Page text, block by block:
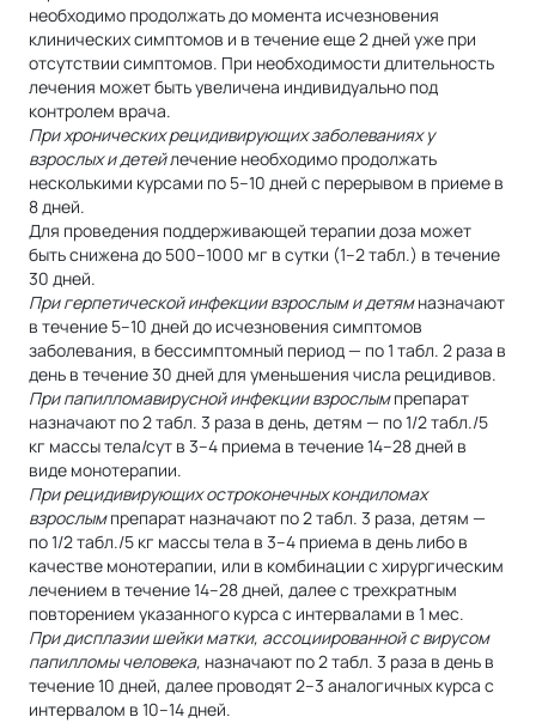
необходимо продолжать до момента исчезновения
клинических симптомов и в течение еще 2 дней уже при
отсутствии симптомов. При необходимости длительность
лечения может быть увеличена индивидуально под
контролем врача.
При хронических рецидивирующих заболеваниях у
взрослых и детейлечение необходимо продолжать
несколькими курсами по 5–10 дней с перерывом в приеме в
8 дней.
Для проведения поддерживающей терапии доза может
быть снижена до 500–1000 мг в сутки (1–2 табл.) в течение
30 дней.
При герпетической инфекции взрослым и детямназначают
в течение 5–10 дней до исчезновения симптомов
заболевания, в бессимптомный период — по 1 табл. 2 раза в
день в течение 30 дней для уменьшения числа рецидивов.
При папилломавирусной инфекции взрослымпрепарат
назначают по 2 табл. 3 раза в день, детям — по 1/2 табл./5
кг массы тела/сут в 3–4 приема в течение 14–28 дней в
виде монотерапии.
При рецидивирующих остроконечных кондиломах
взрослымпрепарат назначают по 2 табл. 3 раза, детям —
по 1/2 табл./5 кг массы тела в 3–4 приема в день либо в
качестве монотерапии, или в комбинации с хирургическим
лечением в течение 14–28 дней, далее с трехкратным
повторением указанного курса с интервалами в 1 мес.
При дисплазии шейки матки, ассоциированной с вирусом
папилломы человека, назначают по 2 табл. 3 раза в день в
течение 10 дней, далее проводят 2–3 аналогичных курса с
интервалом в 10–14 дней.